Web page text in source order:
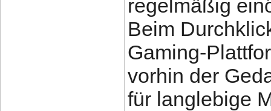
regelmäßig
Beim
Gaming-
vorhin der
für langlebige